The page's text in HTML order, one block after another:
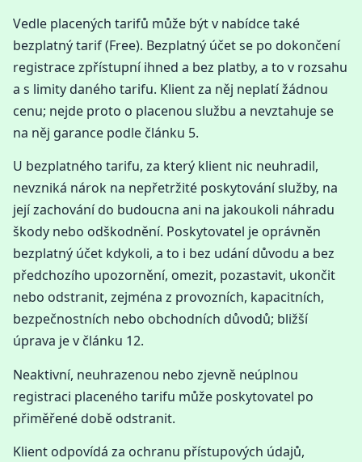
Vedle placených tarifů může být v nabídce také
bezplatný tarif (Free). Bezplatný účet se po dokončení
registrace zpřístupní ihned a bez platby, a to v rozsahu
a s limity daného tarifu. Klient za něj neplatí žádnou
cenu; nejde proto o placenou službu a nevztahuje se
na něj garance podle článku 5.
U bezplatného tarifu, za který klient nic neuhradil,
nevzniká nárok na nepřetržité poskytování služby, na
její zachování do budoucna ani na jakoukoli náhradu
škody nebo odškodnění. Poskytovatel je oprávněn
bezplatný účet kdykoli, a to i bez udání důvodu a bez
předchozího upozornění, omezit, pozastavit, ukončit
nebo odstranit, zejména z provozních, kapacitních,
bezpečnostních nebo obchodních důvodů; bližší
úprava je v článku 12.
Neaktivní, neuhrazenou nebo zjevně neúplnou
registraci placeného tarifu může poskytovatel po
přiměřené době odstranit.
Klient odpovídá za ochranu přístupových údajů,